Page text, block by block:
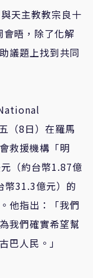
天主教教宗良十
晤，除了化解
議題上找到共同
（8日）在羅馬
救援機構「明
（約台幣1.87億
幣31.3億元）的
他指出：「我們
我們確實希望幫
巴人民。」